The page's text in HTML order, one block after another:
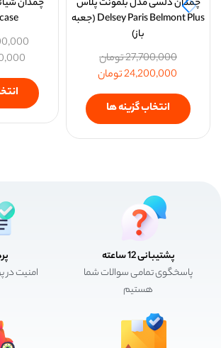
چمدان دلسی مدل بلمونت پلاس
Delsey Paris Belmont Plus (جعبه
باز)
27,700,000تومان
24,200,000تومان
انتخاب گزینه ها
پشتیبانی 12 ساعته
پاسخگوی تمامی سوالات شما
هستیم
امنیت در